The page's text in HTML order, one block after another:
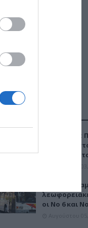
την Τρίτη
Μετρό
οι Νο 6 και